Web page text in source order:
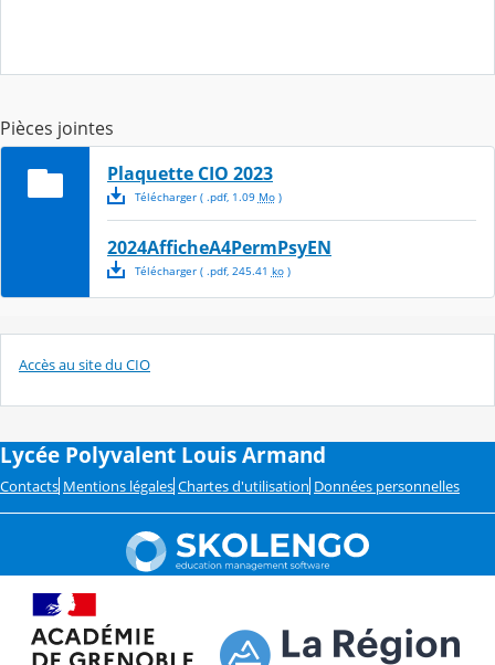
Pièces jointes
Plaquette CIO 2023
Télécharger( .pdf, 1.09 Mo)
2024AfficheA4PermPsyEN
Télécharger( .pdf, 245.41 ko)
Accès au site du CIO
Lycée Polyvalent Louis Armand
Contacts Mentions légales Chartes d'utilisation Données personnelles